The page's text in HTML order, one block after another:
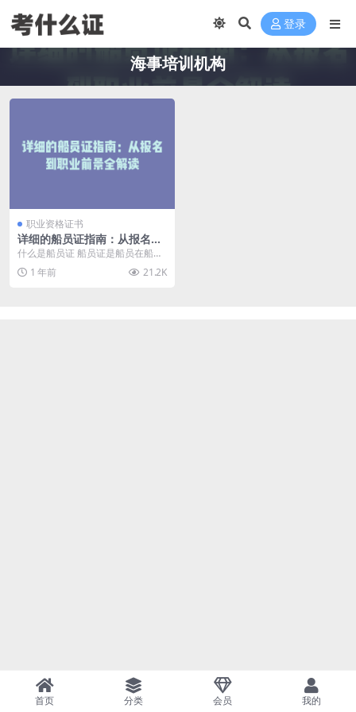
登录
海事培训机构
职业资格证书
详细的船员证指南：从报名到
职业前景全解读
什么是船员证 船员证是船员在船上
工作所需的资格证书，是证明其具
备相关技能和知识的...
1 年前 21.2K
首页 分类 会员 我的